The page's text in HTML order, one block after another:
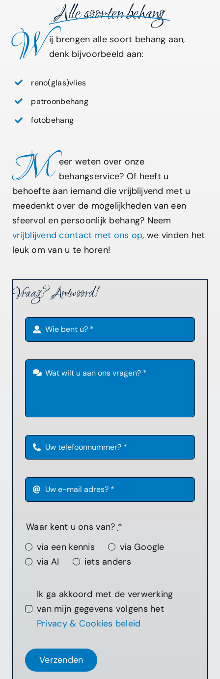
Alle soorten behang
W ij brengen alle soort behang aan,
denk bijvoorbeeld aan:
reno(glas)vlies
patroonbehang
fotobehang
M eer weten over onze
behangservice? Of heeft u
behoefte aan iemand die vrijblijvend met u
meedenkt over de mogelijkheden van een
sfeervol en persoonlijk behang? Neem
vrijblijvend contact met ons op, we vinden het
leuk om van u te horen!
Vraag? Antwoord!
Waar kent u ons van? *
via een kennis
via Google
via AI
iets anders
Ik ga akkoord met de verwerking
van mijn gegevens volgens het
Privacy & Cookies beleid
Verzenden